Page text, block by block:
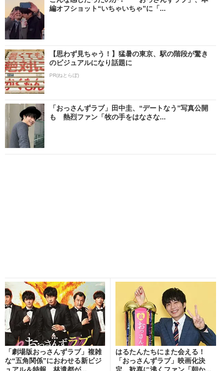
編オフショット“いちゃいちゃ”に「...
【思わず見ちゃう！】猛暑の東京、駅の階段が驚き
のビジュアルになり話題に
PR(ねとらぼ)
「おっさんずラブ」田中圭、“デートなう”写真公開
も 熱烈ファン「牧の手をはなさな...
「劇場版おっさんずラブ」複雑
な“五角関係”におわせる新ビジ
ュアル＆特報 林遣都が...
はるたんたちにまた会える！
「おっさんずラブ」映画化決
定、歓喜に沸くファン「朝か...